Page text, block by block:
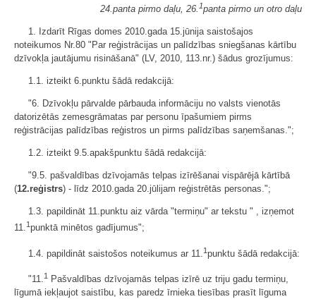
24.panta pirmo daļu, 26. 1panta pirmo un otro daļu
1. Izdarīt Rīgas domes 2010.gada 15.jūnija saistošajos
noteikumos Nr.80 "Par reģistrācijas un palīdzības sniegšanas kārtību
dzīvokļa jautājumu risināšanā" (LV, 2010, 113.nr.) šādus grozījumus:
1.1. izteikt 6.punktu šādā redakcijā:
"6. Dzīvokļu pārvalde pārbauda informāciju no valsts vienotās
datorizētās zemesgrāmatas par personu īpašumiem pirms
reģistrācijas palīdzības reģistros un pirms palīdzības saņemšanas.";
1.2. izteikt 9.5.apakšpunktu šādā redakcijā:
"9.5. pašvaldības dzīvojamās telpas izīrēšanai vispārējā kārtībā
(12.reģistrs) - līdz 2010.gada 20.jūlijam reģistrētās personas.";
1.3. papildināt 11.punktu aiz vārda "termiņu" ar tekstu " , izņemot
11.1punktā minētos gadījumus";
1.4. papildināt saistošos noteikumus ar 11. 1punktu šādā redakcijā:
"11. 1
Pašvaldības dzīvojamās telpas izīrē uz triju gadu termiņu,
līgumā iekļaujot saistību, kas paredz īrnieka tiesības prasīt līguma